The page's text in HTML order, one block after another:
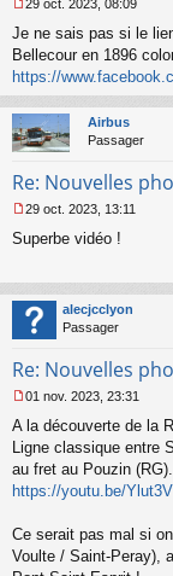
e
s
s
a
g
e
n
n
u
29 oct. 2023, 08:09
Je ne sais pas si le
Bellecour en 1896
https://
Airbus
Passager
Re: Nouvelles
e
a
g
e
o
l
u
29 oct. 2023, 13:11
Superbe vidéo !
alecjcclyon
Passager
Re: Nouvelles
e
s
s
g
n
o
n
01 nov. 2023, 23:31
A la découverte de la
Ligne classique entre
au fret au Pouzin (RG).
https://youtu.be/
Ce serait pas mal si
Voulte / Saint-Peray),